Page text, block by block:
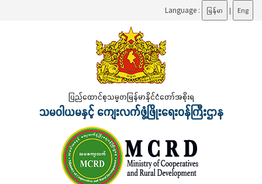
Language : မြန်မာ | Eng
ပြည်ထောင်စုသမ္မတမြန်မာနိုင်ငံတော်အစိုးရ
သမဝါယမနှင့် ကျေးလက်ဖွံ့ဖြိုးရေးဝန်ကြီးဌာန